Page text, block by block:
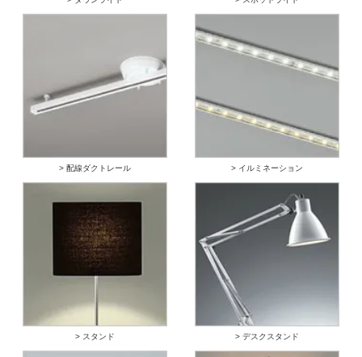
> 配線ダクトレール > イルミネーション
> スタンド > デスクスタンド